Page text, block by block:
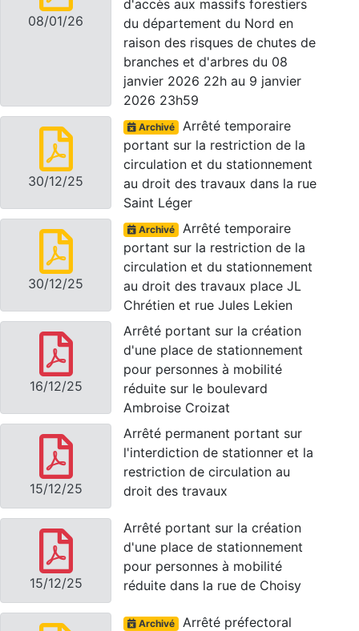
08/01/26
d'accès aux massifs forestiers
du département du Nord en
raison des risques de chutes de
branches et d'arbres du 08
janvier 2026 22h au 9 janvier
2026 23h59
30/12/25
Archivé Arrêté temporaire
portant sur la restriction de la
circulation et du stationnement
au droit des travaux dans la rue
Saint Léger
30/12/25
Archivé Arrêté temporaire
portant sur la restriction de la
circulation et du stationnement
au droit des travaux place JL
Chrétien et rue Jules Lekien
16/12/25
Arrêté portant sur la création
d'une place de stationnement
pour personnes à mobilité
réduite sur le boulevard
Ambroise Croizat
15/12/25
Arrêté permanent portant sur
l'interdiction de stationner et la
restriction de circulation au
droit des travaux
15/12/25
Arrêté portant sur la création
d'une place de stationnement
pour personnes à mobilité
réduite dans la rue de Choisy
Archivé Arrêté préfectoral